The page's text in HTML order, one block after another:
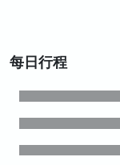
每日行程